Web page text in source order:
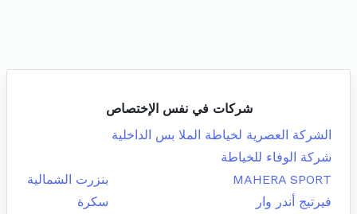
شركات في نفس الإختصاص
الشركة العصرية لخياطة الملا بس الداخلية
شركة الوفاء للخياطة
MAHERA SPORT
بنزرت الشمالية
فيرتيج أندر وار
سكرة